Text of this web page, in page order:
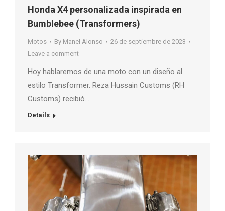
Honda X4 personalizada inspirada en
Bumblebee (Transformers)
Motos By Manel Alonso
26 de septiembre de 2023
Leave a comment
Hoy hablaremos de una moto con un diseño al
estilo Transformer. Reza Hussain Customs (RH
Customs) recibió…
Details